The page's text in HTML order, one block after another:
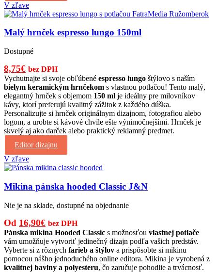
V zľave
Malý hrnček espresso lungo 150ml
Dostupné
Pôvodná
cena
bola:
12,00€.
8,75€Aktuálna
cena
je:
8,75€.
bez DPH
Vychutnajte si svoje obľúbené espresso lungo štýlovo s naším
bielym keramickým hrnčekom s vlastnou potlačou! Tento malý,
elegantný hrnček s objemom 150 ml je ideálny pre milovníkov
kávy, ktorí preferujú kvalitný zážitok z každého dúška.
Personalizujte si hrnček originálnym dizajnom, fotografiou alebo
logom, a urobte si kávové chvíle ešte výnimočnejšími. Hrnček je
skvelý aj ako darček alebo praktický reklamný predmet.
Editor dizajnu
V zľave
Mikina pánska hooded Classic J&N
Nie je na sklade, dostupné na objednanie
Od Pôvodná
cena
bola:
25,00€.
16,90€Aktuálna
cena
je:
16,90€.
bez DPH
Pánska mikina Hooded Classic s možnosťou vlastnej potlače
vám umožňuje vytvoriť jedinečný dizajn podľa vašich predstáv.
Vyberte si z rôznych farieb a štýlov a prispôsobte si mikinu
pomocou nášho jednoduchého online editora. Mikina je vyrobená z
kvalitnej bavlny a polyesteru, čo zaručuje pohodlie a trvácnosť.